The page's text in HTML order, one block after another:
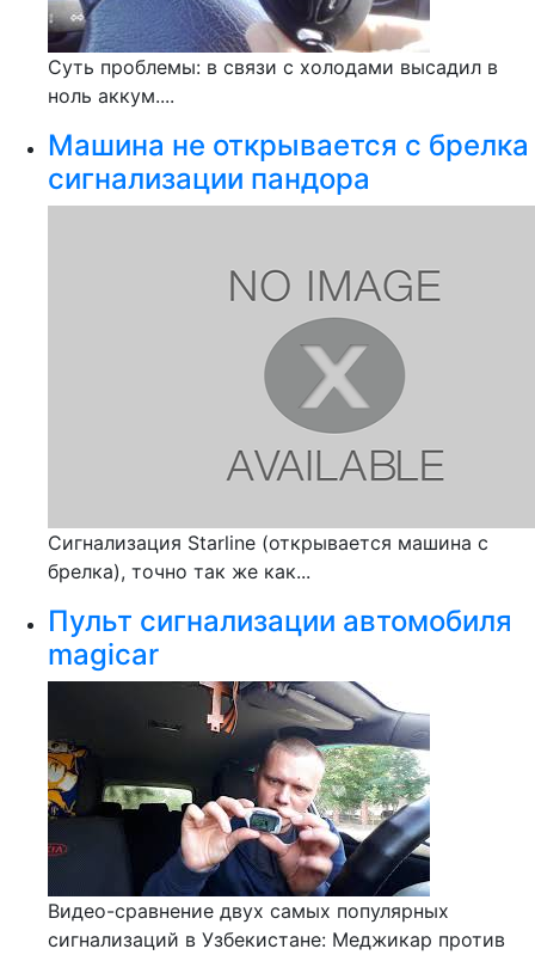
Суть проблемы: в связи с холодами высадил в
ноль аккум....
Машина не открывается с брелка
сигнализации пандора
Сигнализация Starline (открывается машина с
брелка), точно так же как...
Пульт сигнализации автомобиля
magicar
Видео-сравнение двух самых популярных
сигнализаций в Узбекистане: Меджикар против